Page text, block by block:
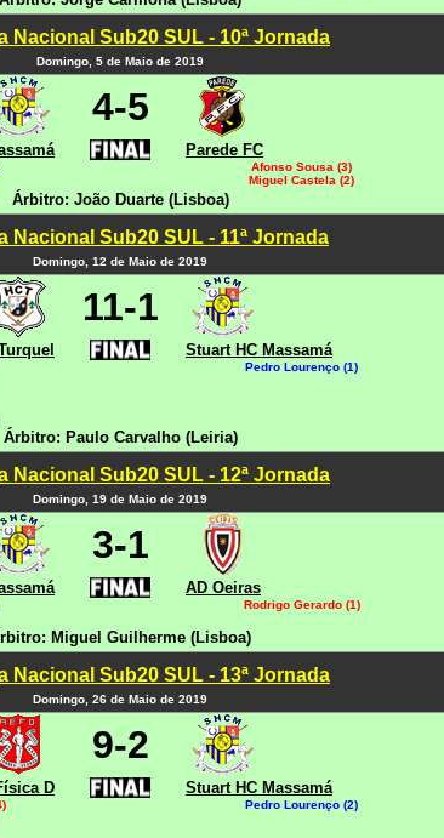
Nacional Sub20 SUL - 10ª Jornada
Domingo, 5 de Maio de 2019
4-5
Parede FC
Afonso Sousa (3)
Miguel Castela (2)
Árbitro: João Duarte (Lisboa)
Nacional Sub20 SUL - 11ª Jornada
Domingo, 12 de Maio de 2019
11-1
Stuart HC Massamá
Pedro Lourenço (1)
Árbitro: Paulo Carvalho (Leiria)
Nacional Sub20 SUL - 12ª Jornada
Domingo, 19 de Maio de 2019
3-1
AD Oeiras
Rodrigo Gerardo (1)
Miguel Guilherme (Lisboa)
Nacional Sub20 SUL - 13ª Jornada
Domingo, 26 de Maio de 2019
9-2
D Stuart HC Massamá
Pedro Lourenço (2)